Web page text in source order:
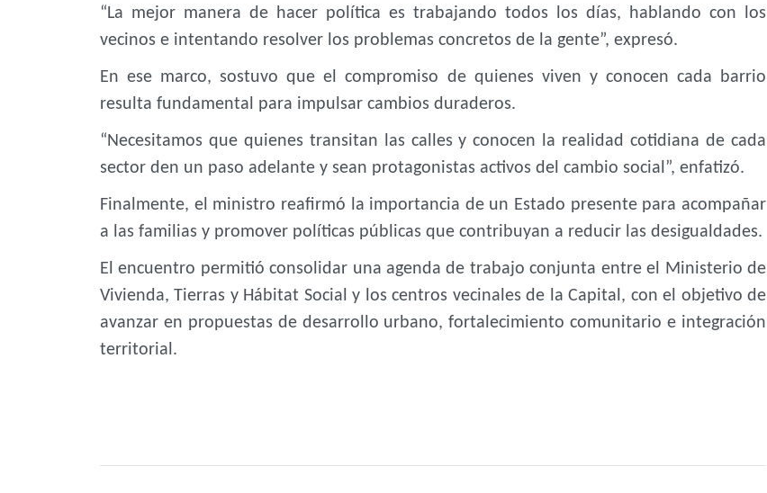
“La mejor manera de hacer política es trabajando todos los días, hablando con los
vecinos e intentando resolver los problemas concretos de la gente”, expresó.
En ese marco, sostuvo que el compromiso de quienes viven y conocen cada barrio
resulta fundamental para impulsar cambios duraderos.
“Necesitamos que quienes transitan las calles y conocen la realidad cotidiana de cada
sector den un paso adelante y sean protagonistas activos del cambio social”, enfatizó.
Finalmente, el ministro reafirmó la importancia de un Estado presente para acompañar
a las familias y promover políticas públicas que contribuyan a reducir las desigualdades.
El encuentro permitió consolidar una agenda de trabajo conjunta entre el Ministerio de
Vivienda, Tierras y Hábitat Social y los centros vecinales de la Capital, con el objetivo de
avanzar en propuestas de desarrollo urbano, fortalecimiento comunitario e integración
territorial.